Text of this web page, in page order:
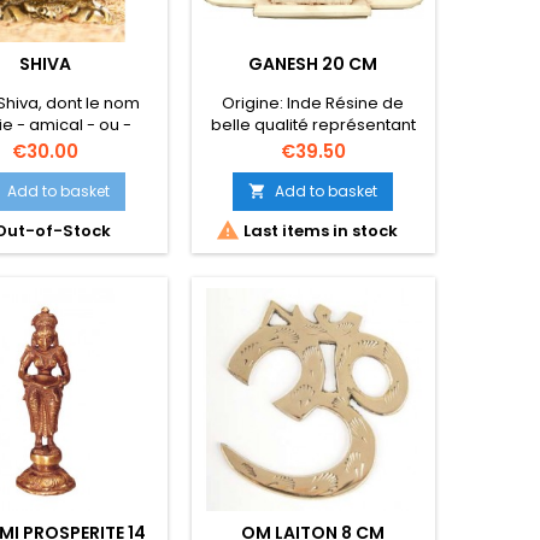
SHIVA
dont le nom
- amical - ou -
- unit de
opposés: il est
et
méditatif et
Dieu de l'univers,
avec des
Kailash et la ville
de Bénarès. Shiva
adoré sous de
formes. En tant
que...
Price
€30.00
Add to basket
of-Stock
GANESH 20 CM
Origine: Inde Résine de
belle qualité représentant
ganesh, le rat et 2
éléphants 20 x 4 x 13 cm
Price
€39.50
 Add to basket
 Last items in stock
PROSPERITE 14
OM LAITON 8 CM